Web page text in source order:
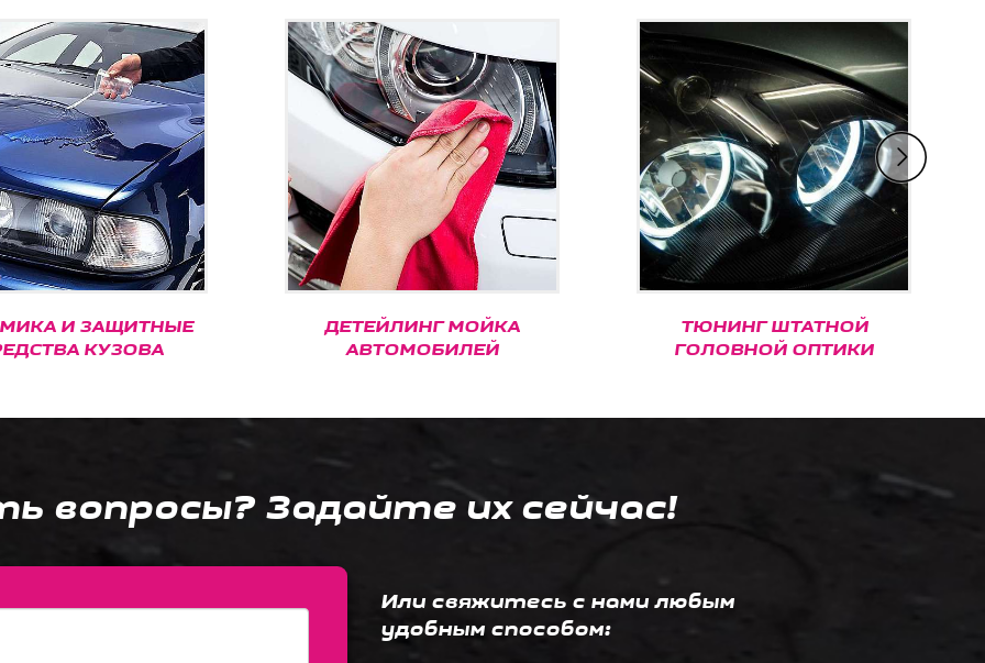
ЗАЩИТНЫЕ
КУЗОВА
ДЕТЕЙЛИНГ МОЙКА
АВТОМОБИЛЕЙ
ТЮНИНГ ШТАТНОЙ
ГОЛОВНОЙ ОПТИКИ
вопросы? Задайте их сейчас!
Или свяжитесь с нами любым
удобным способом: